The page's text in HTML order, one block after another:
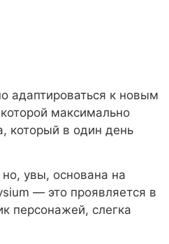
адаптироваться к новым
максимально
который в один день
увы, основана на
— это проявляется в
персонажей, слегка